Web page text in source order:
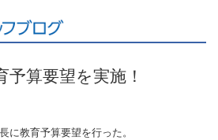
予算要望を実施！
に教育予算要望を行った。